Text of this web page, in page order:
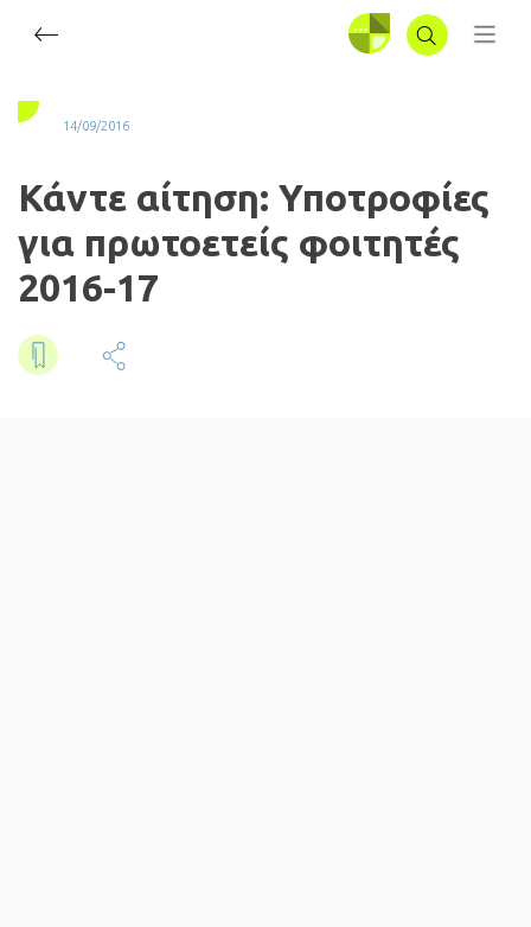
ΣΥΝΔΕΣΗ
14/09/2016
Κάντε αίτηση: Υποτροφίες
για πρωτοετείς φοιτητές
2016-17